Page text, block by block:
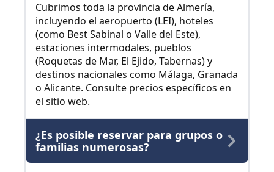
Cubrimos toda la provincia de Almería,
incluyendo el aeropuerto (LEI), hoteles
(como Best Sabinal o Valle del Este),
estaciones intermodales, pueblos
(Roquetas de Mar, El Ejido, Tabernas) y
destinos nacionales como Málaga, Granada
o Alicante. Consulte precios específicos en
el sitio web.
¿Es posible reservar para grupos o
familias numerosas?